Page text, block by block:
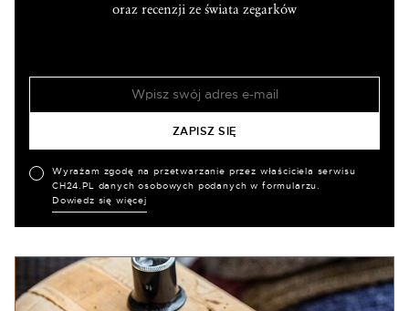
oraz recenzji ze świata zegarków
Wyrażam zgodę na przetwarzanie przez właściciela serwisu
CH24.PL danych osobowych podanych w formularzu.
Dowiedz się więcej